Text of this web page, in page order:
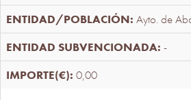
Ayto. de
-
0,00